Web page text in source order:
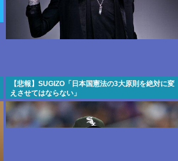
【悲報】SUGIZO「日本国憲法の3大原則を絶対に変
えさせてはならない」